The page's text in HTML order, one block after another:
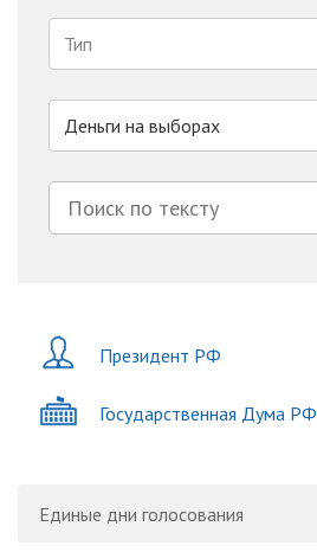
Тип
Деньги на выборах
Президент РФ
Государственная Дума РФ
Единые дни голосования